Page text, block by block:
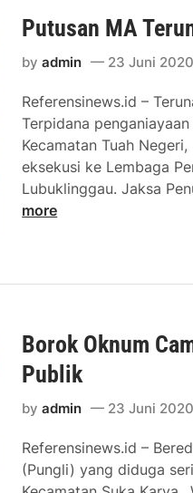
Putusan MA
byadmin 23 Juni 2020
Referensinews.id –
Terpidana
Kecamatan Tuah
eksekusi ke Lembaga
Lubuklinggau. Jaksa
more
Borok Oknum
Publik
byadmin 23 Juni 2020
Referensinews.id –
(Pungli) yang diduga